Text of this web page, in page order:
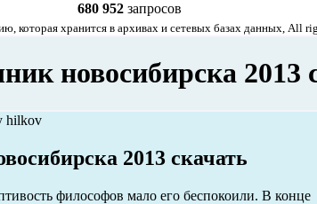
680 952 запросов
которая хранится в архивах и сетевых базах данных, All
новосибирска 2013
hilkov
2013 скачать
философов мало его беспокоили. В конце